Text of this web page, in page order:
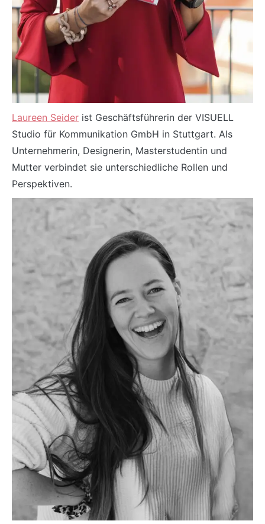
Laureen Seider ist Geschäftsführerin der VISUELL
Studio für Kommunikation GmbH in Stuttgart. Als
Unternehmerin, Designerin, Masterstudentin und
Mutter verbindet sie unterschiedliche Rollen und
Perspektiven.